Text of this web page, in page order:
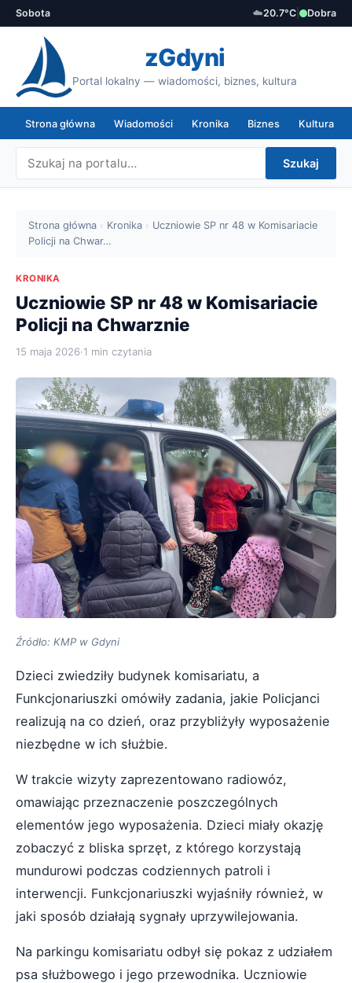
Sobota ☁️20.7°C Dobra
zGdyni
Portal lokalny — wiadomości, biznes, kultura
Strona główna Wiadomości Kronika Biznes Kultura
Szukaj
Strona główna › Kronika › Uczniowie SP nr 48 w Komisariacie
Policji na Chwar…
KRONIKA
Uczniowie SP nr 48 w Komisariacie
Policji na Chwarznie
15 maja 2026·1 min czytania
Źródło: KMP w Gdyni
Dzieci zwiedziły budynek komisariatu, a
Funkcjonariuszki omówiły zadania, jakie Policjanci
realizują na co dzień, oraz przybliżyły wyposażenie
niezbędne w ich służbie.
W trakcie wizyty zaprezentowano radiowóz,
omawiając przeznaczenie poszczególnych
elementów jego wyposażenia. Dzieci miały okazję
zobaczyć z bliska sprzęt, z którego korzystają
mundurowi podczas codziennych patroli i
interwencji. Funkcjonariuszki wyjaśniły również, w
jaki sposób działają sygnały uprzywilejowania.
Na parkingu komisariatu odbył się pokaz z udziałem
psa służbowego i jego przewodnika. Uczniowie